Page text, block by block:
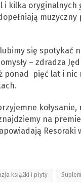
kilka oryginalnych
muzyczny
się spotykać
– zdradza
ponad pięć lat i nic
na
Resoraki
książki i płyty